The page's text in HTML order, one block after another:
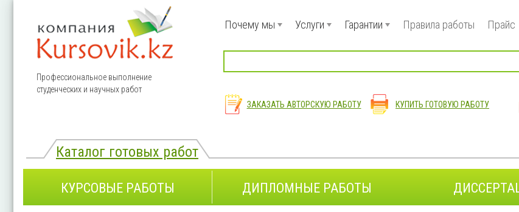
Профессиональное выполнение
студенческих и научных работ
Почему мы Услуги Гарантии Правила работы Прайс
ЗАКАЗАТЬ АВТОРСКУЮ РАБОТУ КУПИТЬ ГОТОВУЮ РАБОТУ
Каталог готовых работ
КУРСОВЫЕ РАБОТЫ ДИПЛОМНЫЕ РАБОТЫ